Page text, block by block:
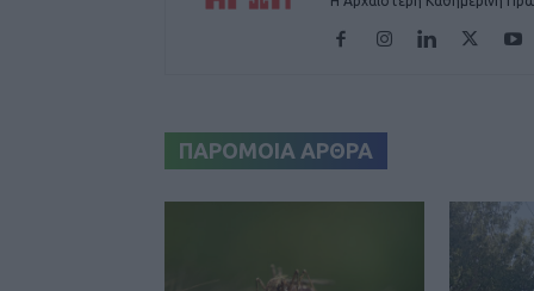
ΠΑΡΟΜΟΙΑ ΑΡΘΡΑ